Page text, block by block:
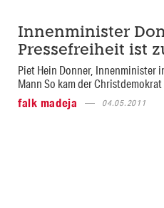
Innenminister
Pressefreiheit ist
Piet Hein Donner, Innenminister
Mann So kam der
falk madeja
04.05.2011